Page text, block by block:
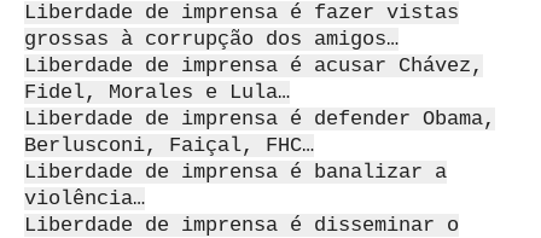
Liberdade de imprensa é fazer vistas
grossas à corrupção dos amigos…
Liberdade de imprensa é acusar Chávez,
Fidel, Morales e Lula…
Liberdade de imprensa é defender Obama,
Berlusconi, Faiçal, FHC…
Liberdade de imprensa é banalizar a
violência…
Liberdade de imprensa é disseminar o